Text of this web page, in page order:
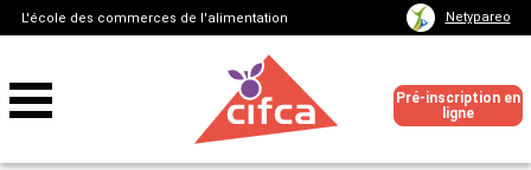
L'école des commerces de l'alimentation Netypareo
Pré-inscription en
ligne